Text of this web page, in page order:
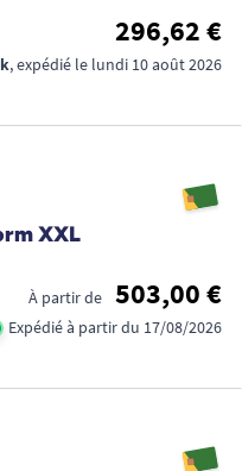
296,62 €
, expédié le lundi 10 août 2026
XXL
À partir de
503,00 €
Expédié à partir du 17/08/2026